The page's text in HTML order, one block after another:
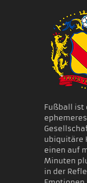
Fußball ist
ubiquitäre
einen auf
Minuten
in der